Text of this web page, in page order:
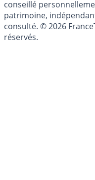
conseillé
patrimoine,
consulté. © 2026
réservés.